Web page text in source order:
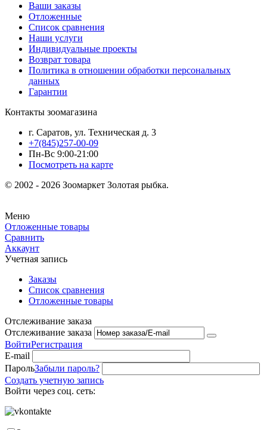
Ваши заказы
Отложенные
Список сравнения
Наши услуги
Индивидуальные проекты
Возврат товара
Политика в отношении обработки персональных
данных
Гарантии
Контакты зоомагазина
г. Саратов, ул. Техническая д. 3
+7(845)257-00-09
Пн-Вс 9:00-21:00
Посмотреть на карте
© 2002 - 2026 Зоомаркет Золотая рыбка.
Меню
Отложенные товары
Сравнить
Аккаунт
Учетная запись
Заказы
Список сравнения
Отложенные товары
Отслеживание заказа
Отслеживание заказа
ВойтиРегистрация
E-mail
ПарольЗабыли пароль?
Создать учетную запись
Войти через соц. сеть: